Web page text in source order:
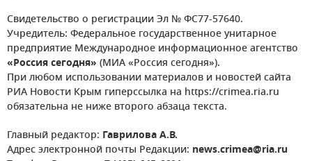
Свидетельство о регистрации Эл № ФС77-57640.
Учредитель: Федеральное государственное унитарное
предприятие Международное информационное агентство
«Россия сегодня» (МИА «Россия сегодня»).
При любом использовании материалов и новостей сайта
РИА Новости Крым гиперссылка на https://crimea.ria.ru
обязательна не ниже второго абзаца текста.
Главный редактор: Гаврилова А.В.
Адрес электронной почты Редакции: news.crimea@ria.ru